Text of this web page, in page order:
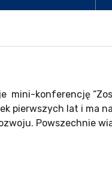
mini-konferencję
pierwszych lat i ma
Powszechnie